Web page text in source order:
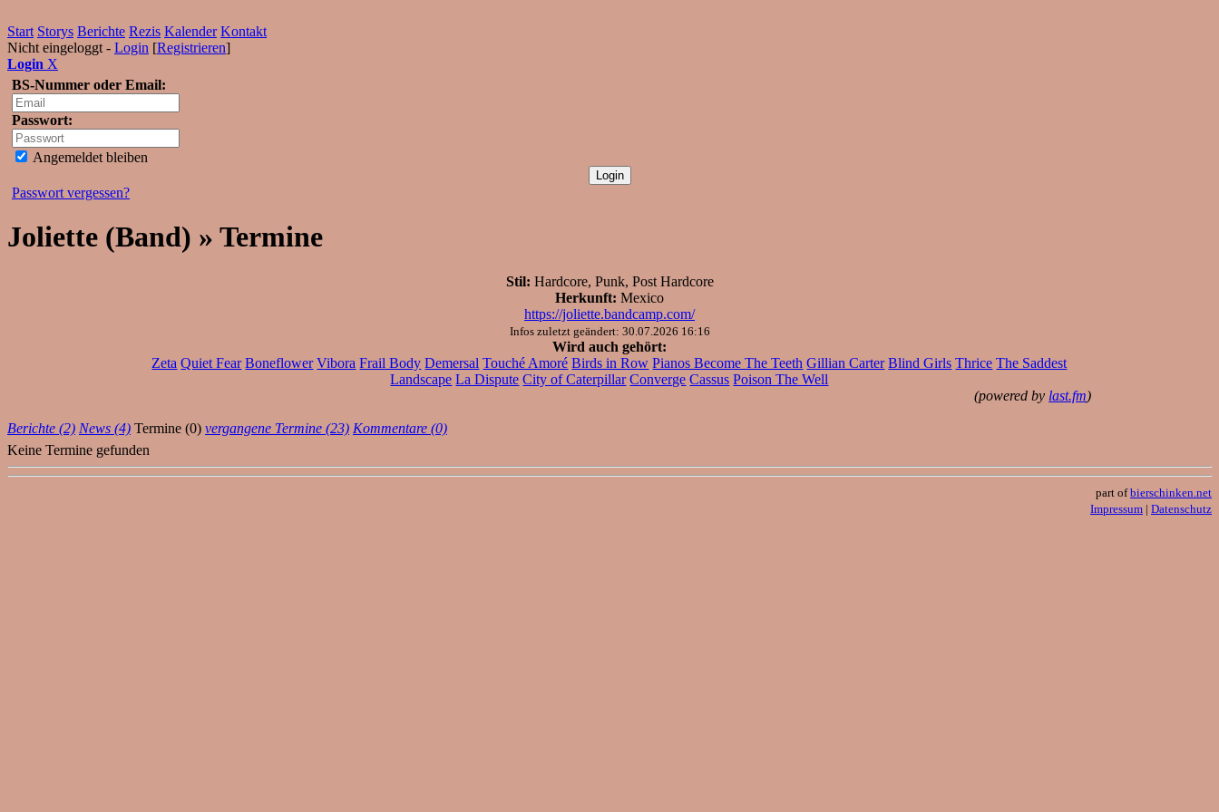
Start Storys Berichte Rezis Kalender Kontakt
Nicht eingeloggt - Login [Registrieren]
Login X
BS-Nummer oder Email:
Passwort:
Angemeldet bleiben
Passwort vergessen?
Joliette (Band) » Termine
Stil: Hardcore, Punk, Post Hardcore
Herkunft: Mexico
https://joliette.bandcamp.com/
Infos zuletzt geändert: 30.07.2026 16:16
Wird auch gehört:
Zeta Quiet Fear Boneflower Vibora Frail Body Demersal Touché Amoré Birds in Row Pianos Become The Teeth Gillian Carter Blind Girls Thrice The Saddest
Landscape La Dispute City of Caterpillar Converge Cassus Poison The Well
(powered by last.fm)
Berichte (2) News (4) Termine (0) vergangene Termine (23) Kommentare (0)
Keine Termine gefunden
part ofbierschinken.net
Impressum | Datenschutz